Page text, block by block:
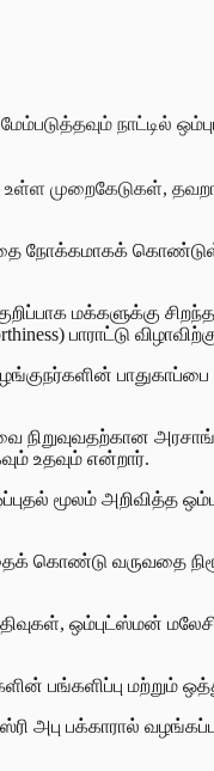
நாட்டில்
முறைகேடுகள்,
நோக்கமாகக்
மக்களுக்கு
பாராட்டு
பாதுகாப்பை
உதவும் என்றார்.
மூலம் அறிவித்த
கொண்டு வருவதை
ஒம்புட்ஸ்மன் மலேசியா
பங்களிப்பு மற்றும்
பக்காரால்